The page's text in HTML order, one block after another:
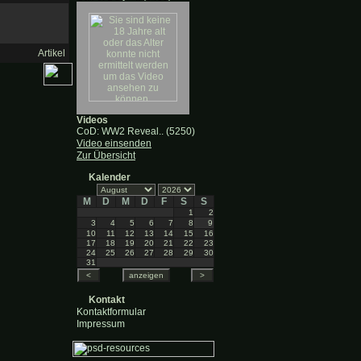
Artikel
Videos
CoD: WW2 Reveal.. (5250)
Video einsenden
Zur Übersicht
Kalender
M D M D F S S
1
2
3
4 5 6 7 8
9
10
11 12 13 14 15
16
17
18 19 20 21 22
23
24
25 26 27 28 29
30
31
Kontakt
Kontaktformular
Impressum